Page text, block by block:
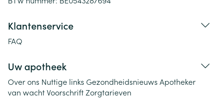
Klantenservice
FAQ
Uw apotheek
Over ons Nuttige links Gezondheidsnieuws Apotheker
van wachtVoorschriftZorgtarieven